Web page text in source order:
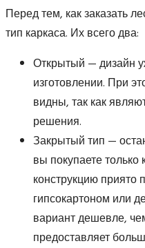
Перед тем, как заказать
тип каркаса. Их всего два:
Открытый — дизайн
изготовлении. При
видны, так как
решения.
Закрытый тип —
вы покупаете только
конструкцию приято
гипсокартоном или
вариант дешевле,
предоставляет